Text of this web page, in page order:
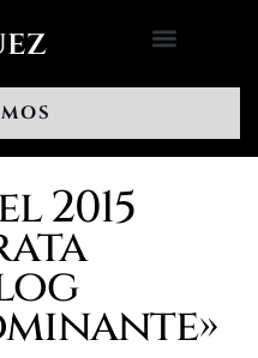
2015